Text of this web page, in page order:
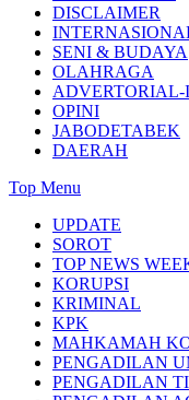
DISCLAIMER
SENI & BUDAYA
OLAHRAGA
OPINI
JABODETABEK
DAERAH
Top Menu
UPDATE
SOROT
TOP NEWS
KORUPSI
KRIMINAL
KPK
MAHKAMAH
PENGADILAN
PENGADILAN